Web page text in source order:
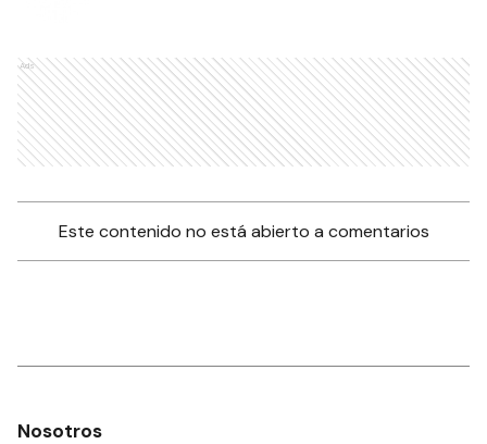
Ads
Este contenido no está abierto a comentarios
Nosotros